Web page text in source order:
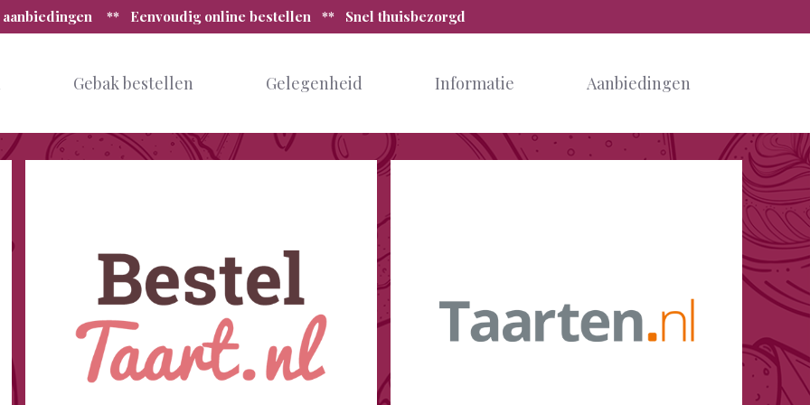
aanbiedingen ** Eenvoudig online bestellen ** Snel thuisbezorgd
Gebak bestellen Gelegenheid Informatie Aanbiedingen